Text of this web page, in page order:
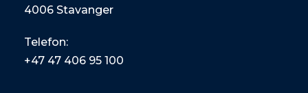
4006 Stavanger
Telefon:
+47 47 406 95 100